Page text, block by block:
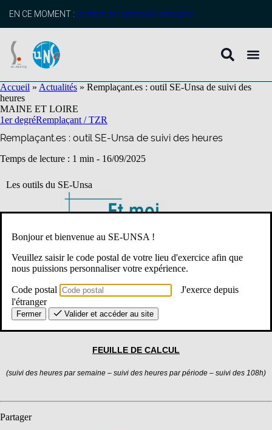
principal
EN CE MOMENT : profitez de l’adhésion anticipée
Accueil » Actualités » Remplaçant.es : outil SE-Unsa de suivi des
heures
MAINE ET LOIRE
1er degréRemplaçant / TZR
Remplaçant.es : outil SE-Unsa de suivi des heures
Temps de lecture : 1 min - 16/09/2025
Les outils du SE-Unsa
Le SE-Unsa met à votre disposition un outil de suivi des heures afin
FEUILLE DE CALCUL
(suivi des heures par semaine – suivi des heures par période – suivi des 108h)
Partager
Bonjour et bienvenue au SE-UNSA !
Veuillez saisir le code postal de votre lieu d'exercice afin que
nous puissions personnaliser votre expérience.
Code postal
J'exerce depuis
l'étranger
Fermer Valider et accéder au site